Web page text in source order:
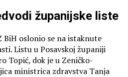
županijske liste
BiH oslonio se na istaknute
Listu u Posavskoj županiji
Topić, dok je u Zeničko-
ministrica zdravstva Tanja